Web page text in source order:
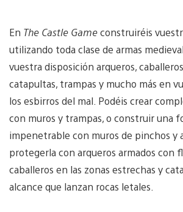
En The Castle Gameconstruiréis
utilizando toda clase de armas
vuestra disposición arqueros,
catapultas, trampas y mucho más en
los esbirros del mal. Podéis crear
con muros y trampas, o construir una
impenetrable con muros de pinchos y
protegerla con arqueros armados con
caballeros en las zonas estrechas y
alcance que lanzan rocas letales.